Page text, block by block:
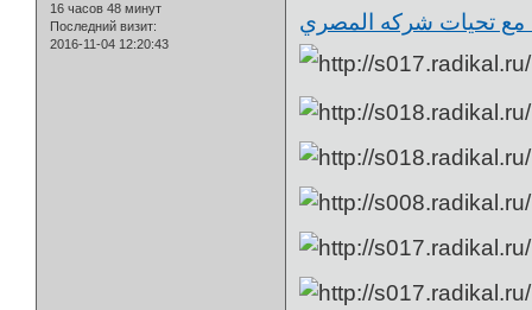
16 часов 48 минут
Последний визит:
2016-11-04 12:20:43